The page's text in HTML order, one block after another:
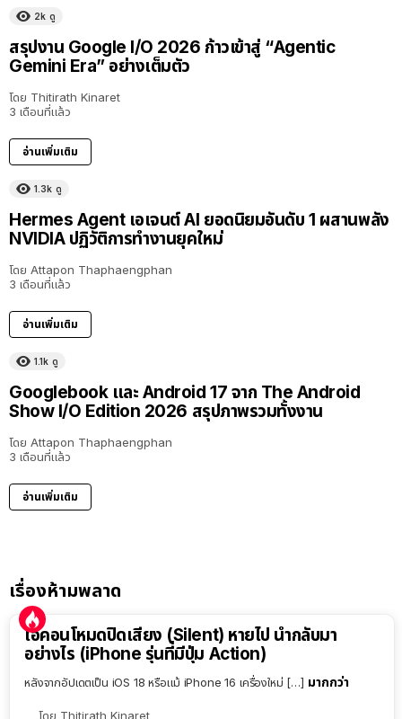
2k ดู
สรุปงาน Google I/O 2026 ก้าวเข้าสู่ “Agentic
Gemini Era” อย่างเต็มตัว
โดย Thitirath Kinaret
3 เดือนที่แล้ว
อ่านเพิ่มเติม
1.3k ดู
Hermes Agent เอเจนต์ AI ยอดนิยมอันดับ 1 ผสานพลัง
NVIDIA ปฏิวัติการทำงานยุคใหม่
โดย Attapon Thaphaengphan
3 เดือนที่แล้ว
อ่านเพิ่มเติม
1.1k ดู
Googlebook และ Android 17 จาก The Android
Show I/O Edition 2026 สรุปภาพรวมทั้งงาน
โดย Attapon Thaphaengphan
3 เดือนที่แล้ว
อ่านเพิ่มเติม
เรื่องห้ามพลาด
ไอคอนโหมดปิดเสียง (Silent) หายไป นำกลับมา
อย่างไร (iPhone รุ่นที่มีปุ่ม Action)
หลังจากอัปเดตเป็น iOS 18 หรือแม้ iPhone 16 เครื่องใหม่ […] มากกว่า
โดย Thitirath Kinaret